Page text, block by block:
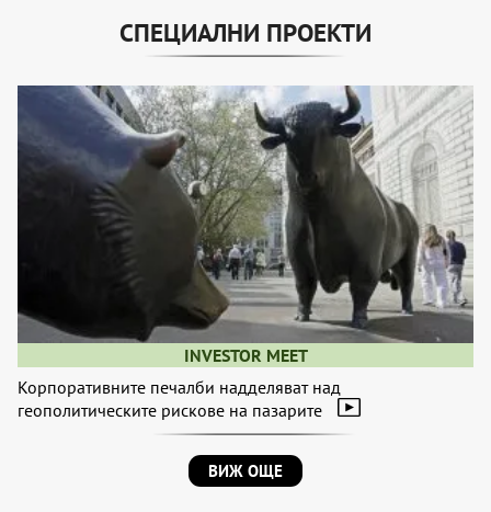
СПЕЦИАЛНИ ПРОЕКТИ
INVESTOR MEET
Корпоративните печалби надделяват над
геополитическите рискове на пазарите
ВИЖ ОЩЕ